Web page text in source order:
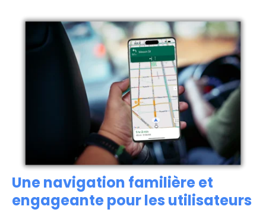
Une navigation familière et
engageante pour les utilisateurs